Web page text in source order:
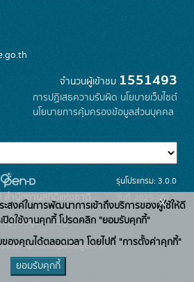
จำนวนผู้เข้าชม 1551493
การปฏิเสธความรับผิด นโยบายเว็บไซต์
นโยบายการคุ้มครองข้อมูลส่วนบุคคล
สำนักงานสถิติแห่งชาติ
ญชีข้อมูลภาครัฐ
นามานุกรมบัญชีข้อมูลภาค
รุ่นโปรแกรม: 3.0.0
วันที่: 2025-05-
19
ะสงค์ในการพัฒนาการเข้าถึงบริการของผู้ใช้ให้ดี
ปิดใช้งานคุกกี้ โปรดคลิก "ยอมรับคุกกี้"
องคุณได้ตลอดเวลา โดยไปที่ "การตั้งค่าคุกกี้"
ยอมรับคุกกี้
x